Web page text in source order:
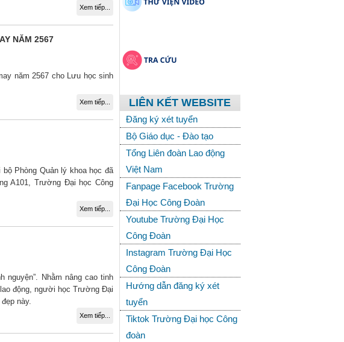
Xem tiếp...
NĂM 2567
năm 2567 cho Lưu học sinh
Xem tiếp...
Phòng Quản lý khoa học đã
A101, Trường Đại học Công
Xem tiếp...
nguyện”. Nhằm nâng cao tinh
động, người học Trường Đại
này.
Xem tiếp...
LIÊN KẾT WEBSITE
Đăng ký xét tuyển
Bộ Giáo dục - Đào tạo
Tổng Liên đoàn Lao động
Việt Nam
Fanpage Facebook Trường
Đại Học Công Đoàn
Youtube Trường Đại Học
Công Đoàn
Instagram Trường Đại Học
Công Đoàn
Hướng dẫn đăng ký xét
tuyển
Tiktok Trường Đại học Công
đoàn